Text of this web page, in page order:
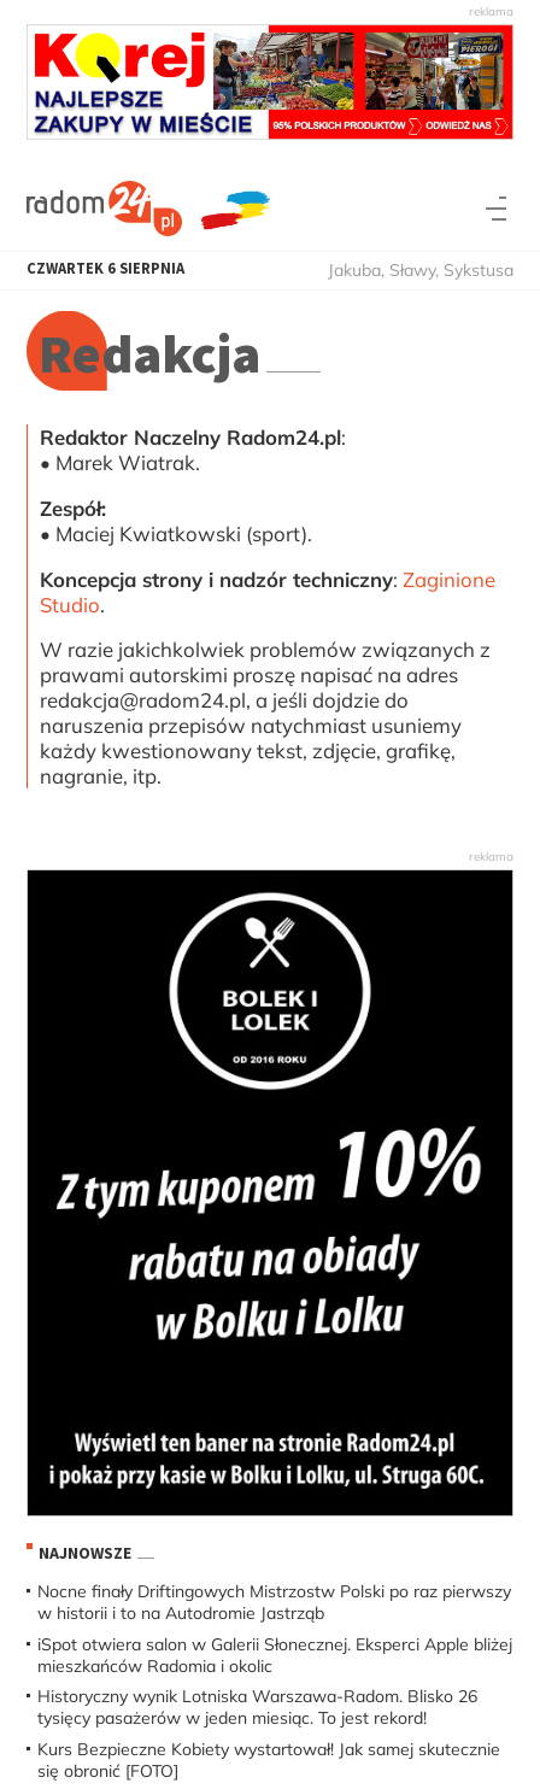
CZWARTEK 6 SIERPNIA Jakuba, Sławy, Sykstusa
Redakcja
Redaktor Naczelny Radom24.pl:
• Marek Wiatrak.
Zespół:
• Maciej Kwiatkowski (sport).
Koncepcja strony i nadzór techniczny:Zaginione
Studio.
W razie jakichkolwiek problemów związanych z
prawami autorskimi proszę napisać na adres
redakcja@radom24.pl, a jeśli dojdzie do
naruszenia przepisów natychmiast usuniemy
każdy kwestionowany tekst, zdjęcie, grafikę,
nagranie, itp.
NAJNOWSZE
Nocne finały Driftingowych Mistrzostw Polski po raz pierwszy
w historii i to na Autodromie Jastrząb
iSpot otwiera salon w Galerii Słonecznej. Eksperci Apple bliżej
mieszkańców Radomia i okolic
Historyczny wynik Lotniska Warszawa-Radom. Blisko 26
tysięcy pasażerów w jeden miesiąc. To jest rekord!
Kurs Bezpieczne Kobiety wystartował! Jak samej skutecznie
się obronić [FOTO]